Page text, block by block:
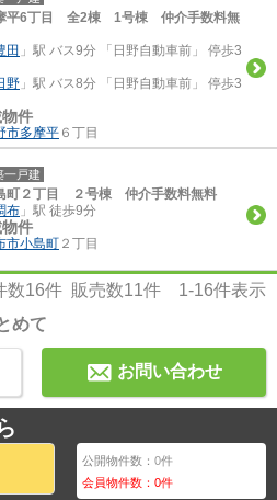
平6丁目 全2棟 1号棟 仲介手数料無
田 」駅 バス9分 「日野自動車前」 停歩3
野 」駅 バス8分 「日野自動車前」 停歩3
件
市多摩平 ６丁目
一戸建
町２丁目 ２号棟 仲介手数料無料
布 」駅 徒歩9分
件
市小島町 ２丁目
数16件 販売数11件 1-16件表示
めて
お問い合わせ
公開物件数：0件
会員物件数：0件